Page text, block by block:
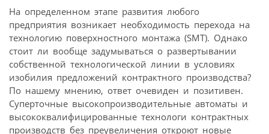
На определенном этапе развития любого
предприятия возникает необходимость перехода на
технологию поверхностного монтажа (SMT). Однако
стоит ли вообще задумываться о развертывании
собственной технологической линии в условиях
изобилия предложений контрактного производства?
По нашему мнению, ответ очевиден и позитивен.
Суперточные высокопроизводительные автоматы и
высококвалифицированные технологи контрактных
производств без преувеличения откроют новые